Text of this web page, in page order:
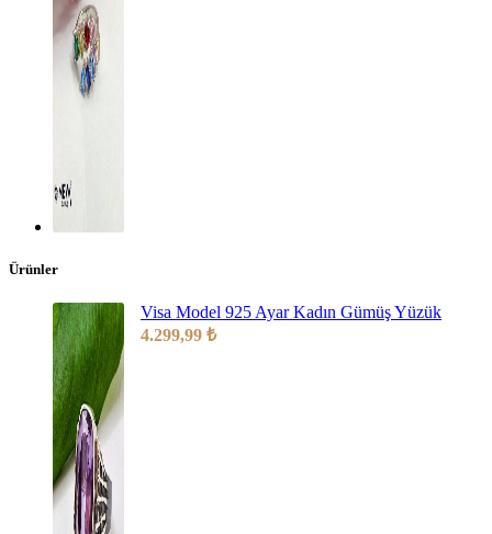
Ürünler
Visa Model 925 Ayar Kadın Gümüş Yüzük
4.299,99 ₺